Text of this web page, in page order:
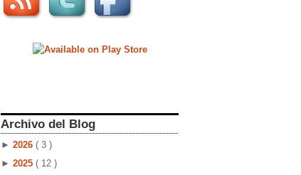
Archivo del Blog
► 2026 ( 3 )
► 2025 ( 12 )